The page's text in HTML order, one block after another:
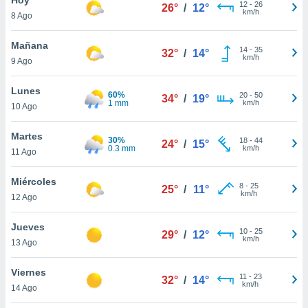
en
más
nuestra
de
cookies
aceptar
8 Ago
26° / 12° 12- 26
km/h
Mañana
9 Ago
32° / 14° 14- 35
km/h
Lunes
10 Ago
60%
1 mm
34° / 19° 20- 50
km/h
Martes
11 Ago
30%
0.3 mm
24° / 15° 18- 44
km/h
Miércoles
12 Ago
25° / 11° 8- 25
km/h
Jueves
13 Ago
29° / 12° 10- 25
km/h
Viernes
14 Ago
32° / 14° 11 - 23
km/h